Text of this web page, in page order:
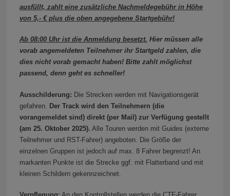
ausfüllt, zahlt eine zusätzliche Nachmeldegebühr in Höhe
von 5,- € plus die oben angegebene Startgebühr!
Ab 08:00 Uhr ist die Anmeldung besetzt. Hier müssen alle
vorab angemeldeten Teilnehmer ihr Startgeld zahlen, die
dies nicht vorab gemacht haben! Bitte zahlt möglichst
passend, denn geht es schneller!
Ausschilderung: Die Strecken werden mit Navigationsgerät
gefahren. Der Track wird den Teilnehmern (die
vorangemeldet sind) direkt (per Mail) zur Verfügung gestellt
(am 25. Oktober 2025). Alle Touren werden mit Guides (externe
Teilnehmer und RST-Fahrer) angeboten. Die Größe der
einzelnen Gruppen ist jedoch auf max. 8 Fahrer begrenzt! An
markanten Punkte ist die Strecke ggf. mit Flatterband und mit
kleinen Schildern gekennzeichnet.